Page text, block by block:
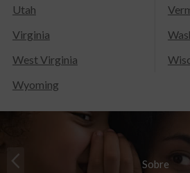
Utah
Virginia
West Virginia
Wyoming
Sobre